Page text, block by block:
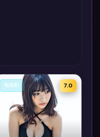
7.0
电视剧